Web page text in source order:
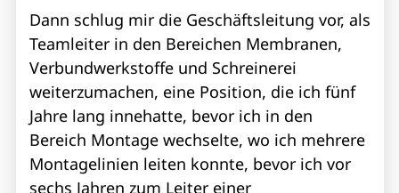
Dann schlug mir die Geschäftsleitung vor, als
Teamleiter in den Bereichen Membranen,
Verbundwerkstoffe und Schreinerei
weiterzumachen, eine Position, die ich fünf
Jahre lang innehatte, bevor ich in den
Bereich Montage wechselte, wo ich mehrere
Montagelinien leiten konnte, bevor ich vor
sechs Jahren zum Leiter einer